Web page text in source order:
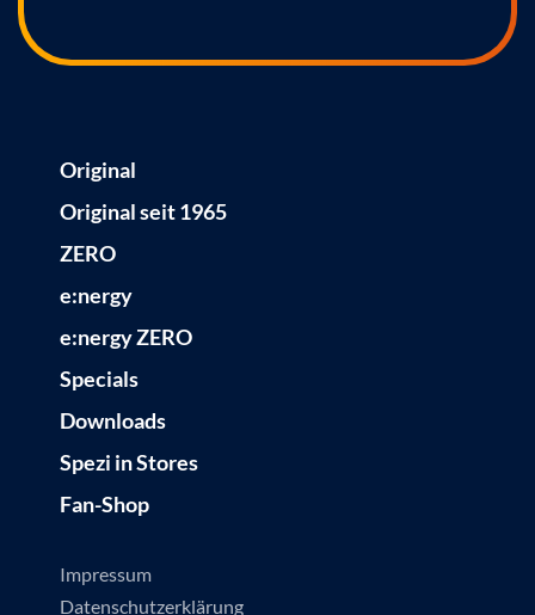
Original
Original seit 1965
ZERO
e:nergy
e:nergy ZERO
Specials
Downloads
Spezi in Stores
Fan-Shop
Impressum
Datenschutzerklärung